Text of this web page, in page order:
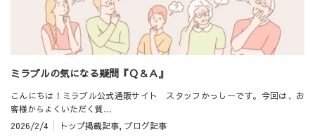
ミラブルの気になる疑問『Ｑ＆Ａ』
こんにちは！ミラブル公式通販サイト スタッフかっしーです。今回は、お
客様からよくいただく質…
2026/2/4
トップ掲載記事, ブログ記事